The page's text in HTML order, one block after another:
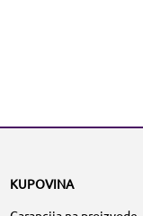
KUPOVINA